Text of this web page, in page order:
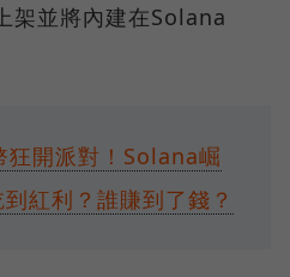
架並將內建在Solana
狂開派對！Solana崛
紅利？誰賺到了錢？